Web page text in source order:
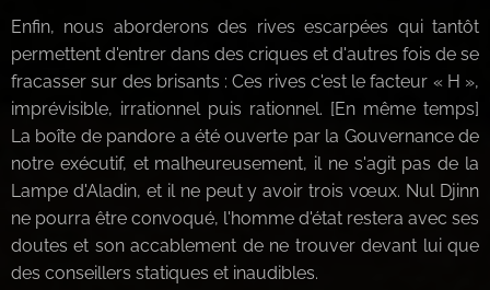
Enfin, nous aborderons des rives escarpées qui tantôt
permettent d'entrer dans des criques et d'autres fois de se
fracasser sur des brisants : Ces rives c'est le facteur « H »,
imprévisible, irrationnel puis rationnel. [En même temps]
La boîte de pandore a été ouverte par la Gouvernance de
notre exécutif, et malheureusement, il ne s'agit pas de la
Lampe d'Aladin, et il ne peut y avoir trois vœux. Nul Djinn
ne pourra être convoqué, l'homme d'état restera avec ses
doutes et son accablement de ne trouver devant lui que
des conseillers statiques et inaudibles.